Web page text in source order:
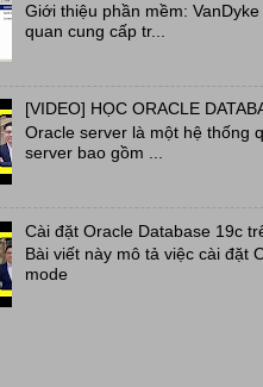
Giới thiệu phần mềm:
quan cung cấp tr...
[VIDEO] HỌC ORACLE
Oracle server là một hệ thống
server bao gồm ...
Cài đặt Oracle Database 19c
Bài viết này mô tả việc cài đặt
mode